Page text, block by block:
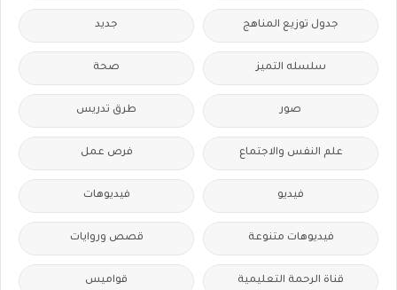
جدول توزيع المناهج جديد
سلسله التميز صحة
صور طرق تدريس
علم النفس والاجتماع فرص عمل
فيديو فيديوهات
فيديوهات متنوعة قصص وروايات
قناة الرحمة التعليمية قواميس